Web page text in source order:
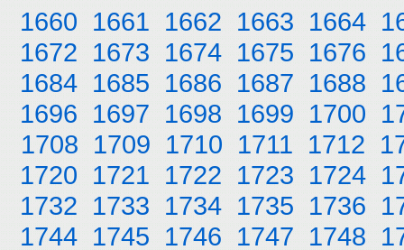
1660 1661 1662 1663 1664
1672 1673 1674 1675 1676
1684 1685 1686 1687 1688
1696 1697 1698 1699 1700
1708 1709 1710 1711 1712
1720 1721 1722 1723 1724
1732 1733 1734 1735 1736
1744 1745 1746 1747 1748